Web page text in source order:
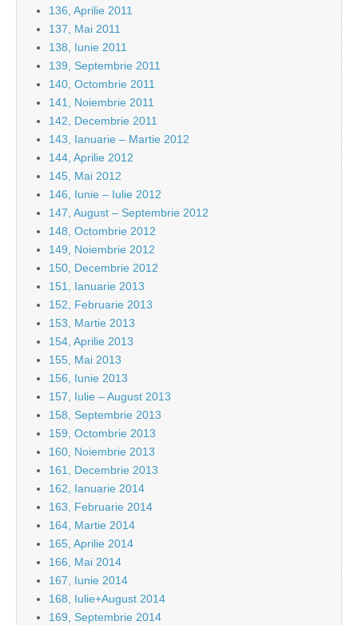
136, Aprilie 2011
137, Mai 2011
138, Iunie 2011
139, Septembrie 2011
140, Octombrie 2011
141, Noiembrie 2011
142, Decembrie 2011
143, Ianuarie – Martie 2012
144, Aprilie 2012
145, Mai 2012
146, Iunie – Iulie 2012
147, August – Septembrie 2012
148, Octombrie 2012
149, Noiembrie 2012
150, Decembrie 2012
151, Ianuarie 2013
152, Februarie 2013
153, Martie 2013
154, Aprilie 2013
155, Mai 2013
156, Iunie 2013
157, Iulie – August 2013
158, Septembrie 2013
159, Octombrie 2013
160, Noiembrie 2013
161, Decembrie 2013
162, Ianuarie 2014
163, Februarie 2014
164, Martie 2014
165, Aprilie 2014
166, Mai 2014
167, Iunie 2014
168, Iulie+August 2014
169, Septembrie 2014